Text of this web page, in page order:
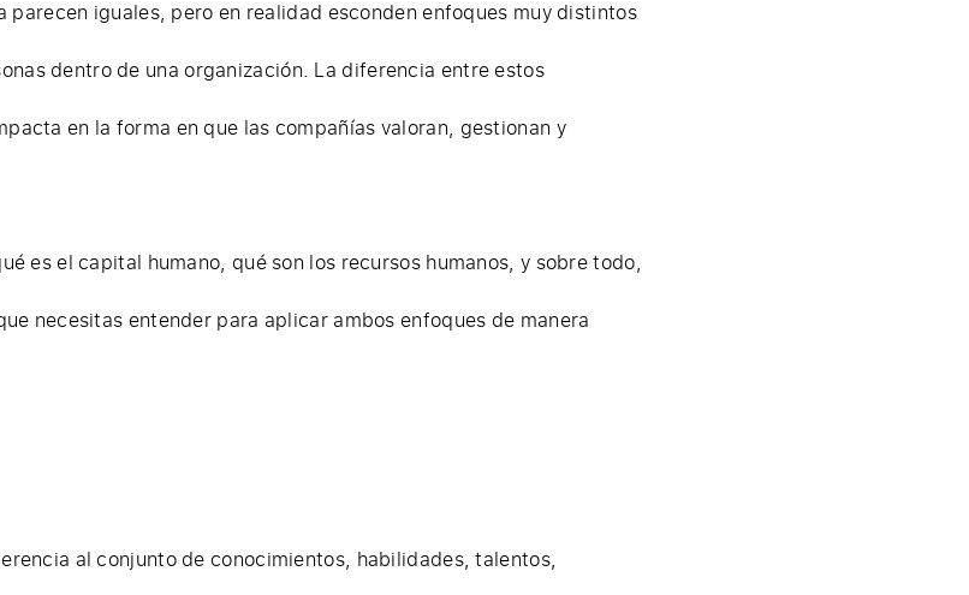
iguales, pero en realidad esconden enfoques muy distintos
dentro de una organización. La diferencia entre estos
en la forma en que las compañías valoran, gestionan y
es el capital humano, qué son los recursos humanos, y sobre todo,
necesitas entender para aplicar ambos enfoques de manera
al conjunto de conocimientos, habilidades, talentos,